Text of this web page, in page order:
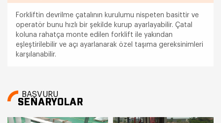
Forkliftin devrilme çatalının kurulumu nispeten basittir ve
operatör bunu hızlı bir şekilde kurup ayarlayabilir. Çatal
koluna rahatça monte edilen forklift ile yakından
eşleştirilebilir ve açı ayarlanarak özel taşıma gereksinimleri
karşılanabilir.
BAŞVURU
SENARYOLAR